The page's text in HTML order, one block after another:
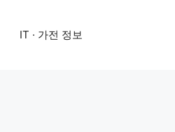
IT · 가전 정보